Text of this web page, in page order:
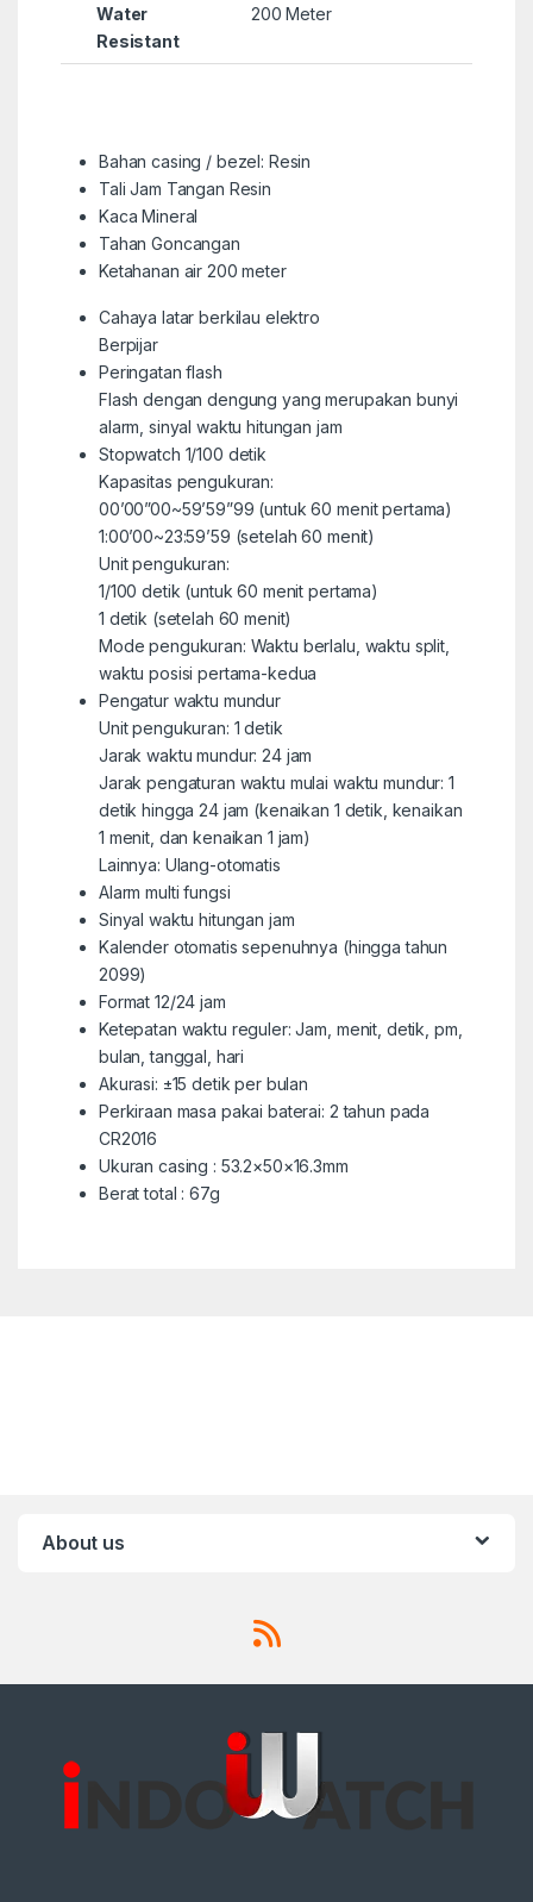
Water
Resistant
200 Meter
Bahan casing / bezel: Resin
Tali Jam Tangan Resin
Kaca Mineral
Tahan Goncangan
Ketahanan air 200 meter
Cahaya latar berkilau elektro
Berpijar
Peringatan flash
Flash dengan dengung yang merupakan bunyi
alarm, sinyal waktu hitungan jam
Stopwatch 1/100 detik
Kapasitas pengukuran:
00’00”00~59’59”99 (untuk 60 menit pertama)
1:00’00~23:59’59 (setelah 60 menit)
Unit pengukuran:
1/100 detik (untuk 60 menit pertama)
1 detik (setelah 60 menit)
Mode pengukuran: Waktu berlalu, waktu split,
waktu posisi pertama-kedua
Pengatur waktu mundur
Unit pengukuran: 1 detik
Jarak waktu mundur: 24 jam
Jarak pengaturan waktu mulai waktu mundur: 1
detik hingga 24 jam (kenaikan 1 detik, kenaikan
1 menit, dan kenaikan 1 jam)
Lainnya: Ulang-otomatis
Alarm multi fungsi
Sinyal waktu hitungan jam
Kalender otomatis sepenuhnya (hingga tahun
2099)
Format 12/24 jam
Ketepatan waktu reguler: Jam, menit, detik, pm,
bulan, tanggal, hari
Akurasi: ±15 detik per bulan
Perkiraan masa pakai baterai: 2 tahun pada
CR2016
Ukuran casing : 53.2×50×16.3mm
Berat total : 67g
About us